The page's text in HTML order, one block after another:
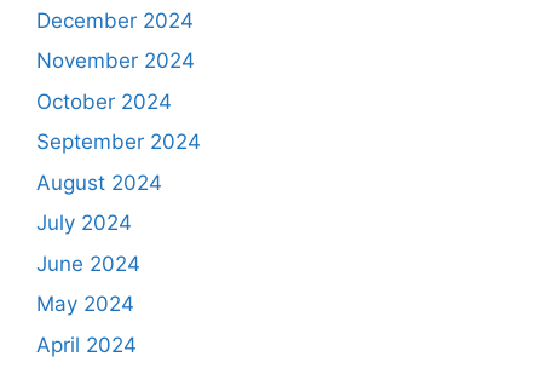
December 2024
November 2024
October 2024
September 2024
August 2024
July 2024
June 2024
May 2024
April 2024